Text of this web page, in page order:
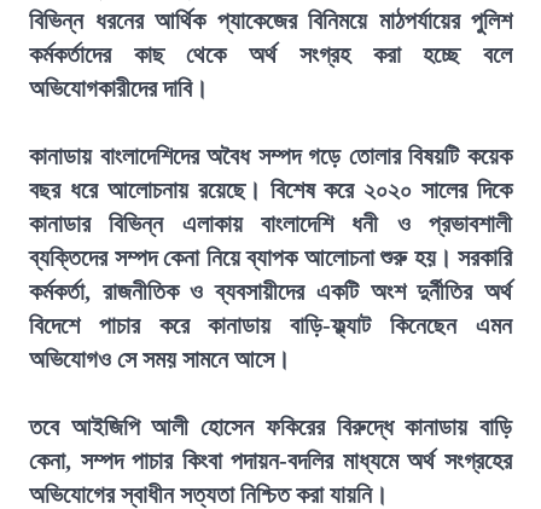
বিভিন্ন ধরনের আর্থিক প্যাকেজের বিনিময়ে মাঠপর্যায়ের পুলিশ
কর্মকর্তাদের কাছ থেকে অর্থ সংগ্রহ করা হচ্ছে বলে
অভিযোগকারীদের দাবি।
কানাডায় বাংলাদেশিদের অবৈধ সম্পদ গড়ে তোলার বিষয়টি কয়েক
বছর ধরে আলোচনায় রয়েছে। বিশেষ করে ২০২০ সালের দিকে
কানাডার বিভিন্ন এলাকায় বাংলাদেশি ধনী ও প্রভাবশালী
ব্যক্তিদের সম্পদ কেনা নিয়ে ব্যাপক আলোচনা শুরু হয়। সরকারি
কর্মকর্তা, রাজনীতিক ও ব্যবসায়ীদের একটি অংশ দুর্নীতির অর্থ
বিদেশে পাচার করে কানাডায় বাড়ি-ফ্ল্যাট কিনেছেন এমন
অভিযোগও সে সময় সামনে আসে।
তবে আইজিপি আলী হোসেন ফকিরের বিরুদ্ধে কানাডায় বাড়ি
কেনা, সম্পদ পাচার কিংবা পদায়ন-বদলির মাধ্যমে অর্থ সংগ্রহের
অভিযোগের স্বাধীন সত্যতা নিশ্চিত করা যায়নি।